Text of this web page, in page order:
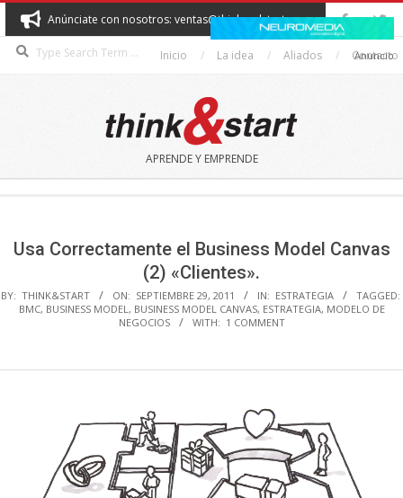
Skip
to
content
Anúnciate con nosotros: ventas@thinkandstart.com
Inicio La idea Aliados Contacto
THINK&START
APRENDE Y EMPRENDE
Anuncio
Usa Correctamente el Business Model Canvas
(2) «Clientes».
BY: THINK&START ON: SEPTIEMBRE 29, 2011 IN: ESTRATEGIA
TAGGED:
BMC, BUSINESS MODEL, BUSINESS MODEL CANVAS, ESTRATEGIA, MODELO DE
NEGOCIOS
WITH: 1 COMMENT